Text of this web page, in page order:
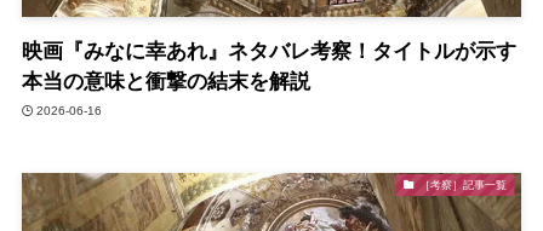
映画『みなに幸あれ』ネタバレ考察！タイトルが示す
本当の意味と衝撃の結末を解説
2026-06-16
［考察］記事一覧